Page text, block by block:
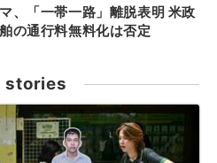
、「一帯一路」離脱表明 米政
の通行料無料化は否定
stories